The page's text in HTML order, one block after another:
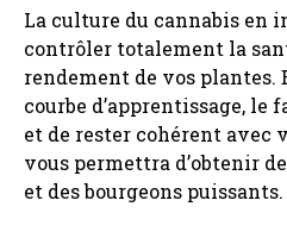
La culture du cannabis en
contrôler totalement la
rendement de vos plantes.
courbe d’apprentissage,
et de rester cohérent avec
vous permettra d’obtenir
et des bourgeons puissants.